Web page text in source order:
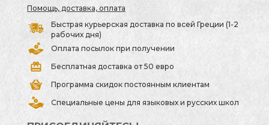
Помощь, доставка, оплата
Быстрая курьерская доставка по всей Греции (1-2
рабочих дня)
Оплата посылок при получении
Бесплатная доставка от 50 евро
Программа скидок постоянным клиентам
Специальные цены для языковых и русских школ